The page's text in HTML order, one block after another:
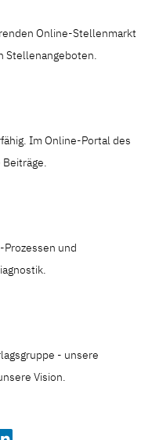
Online-Stellenmarkt
Stellenangeboten.
Im Online-Portal des
und
- unsere
Vision.